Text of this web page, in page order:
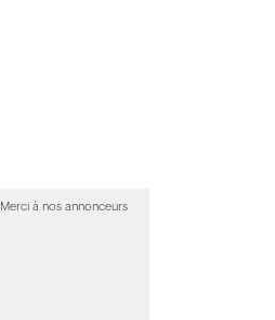
Merci à nos annonceurs